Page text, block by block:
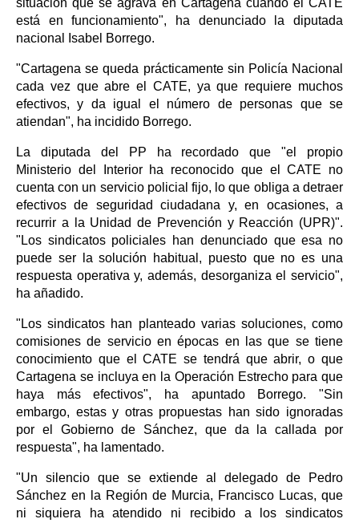
situación que se agrava en Cartagena cuando el CATE
está en funcionamiento", ha denunciado la diputada
nacional Isabel Borrego.
"Cartagena se queda prácticamente sin Policía Nacional
cada vez que abre el CATE, ya que requiere muchos
efectivos, y da igual el número de personas que se
atiendan", ha incidido Borrego.
La diputada del PP ha recordado que "el propio
Ministerio del Interior ha reconocido que el CATE no
cuenta con un servicio policial fijo, lo que obliga a detraer
efectivos de seguridad ciudadana y, en ocasiones, a
recurrir a la Unidad de Prevención y Reacción (UPR)".
"Los sindicatos policiales han denunciado que esa no
puede ser la solución habitual, puesto que no es una
respuesta operativa y, además, desorganiza el servicio",
ha añadido.
"Los sindicatos han planteado varias soluciones, como
comisiones de servicio en épocas en las que se tiene
conocimiento que el CATE se tendrá que abrir, o que
Cartagena se incluya en la Operación Estrecho para que
haya más efectivos", ha apuntado Borrego. "Sin
embargo, estas y otras propuestas han sido ignoradas
por el Gobierno de Sánchez, que da la callada por
respuesta", ha lamentado.
"Un silencio que se extiende al delegado de Pedro
Sánchez en la Región de Murcia, Francisco Lucas, que
ni siquiera ha atendido ni recibido a los sindicatos